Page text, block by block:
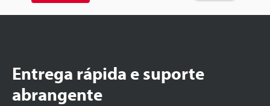
Entrega rápida e suporte
abrangente